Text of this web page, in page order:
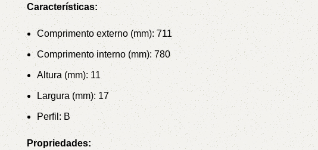
Características:
Comprimento externo (mm): 711
Comprimento interno (mm): 780
Altura (mm): 11
Largura (mm): 17
Perfil: B
Propriedades: